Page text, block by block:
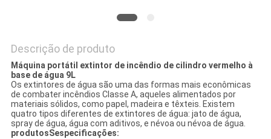
Descrição de produto
Máquina portátil extintor de incêndio de cilindro vermelho à
base de água 9L
Os extintores de água são uma das formas mais econômicas
de combater incêndios Classe A, aqueles alimentados por
materiais sólidos, como papel, madeira e têxteis. Existem
quatro tipos diferentes de extintores de água: jato de água,
spray de água, água com aditivos, e névoa ou névoa de água.
produtosSespecificações: